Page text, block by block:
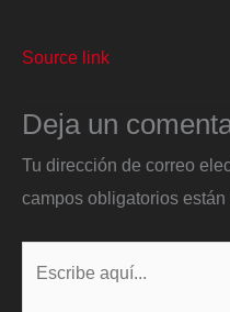
Source link
Deja un
Tu dirección de correo
campos obligatorios están